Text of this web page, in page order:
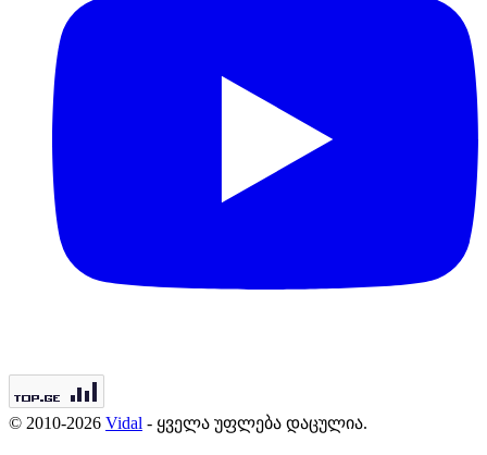
© 2010-2026 Vidal - ყველა უფლება დაცულია.